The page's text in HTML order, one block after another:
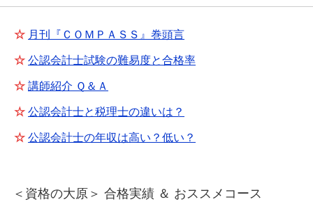
☆ 月刊『ＣＯＭＰＡＳＳ』巻頭言
☆ 公認会計士試験の難易度と合格率
☆ 講師紹介 Ｑ＆Ａ
☆ 公認会計士と税理士の違いは？
☆ 公認会計士の年収は高い？低い？
＜資格の大原＞ 合格実績 ＆ おススメコース